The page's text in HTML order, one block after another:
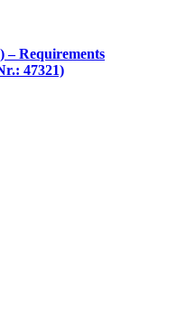
– Requirements
47321)